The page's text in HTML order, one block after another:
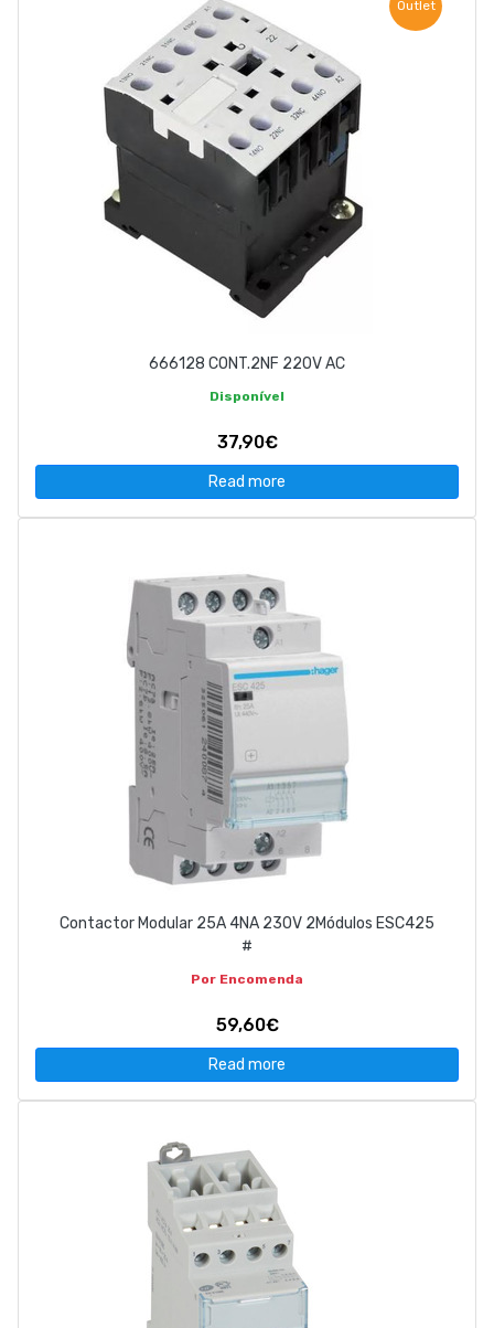
Outlet
666128 CONT.2NF 220V AC
Disponível
37,90€
Read more
Contactor Modular 25A 4NA 230V 2Módulos ESC425
#
Por Encomenda
59,60€
Read more